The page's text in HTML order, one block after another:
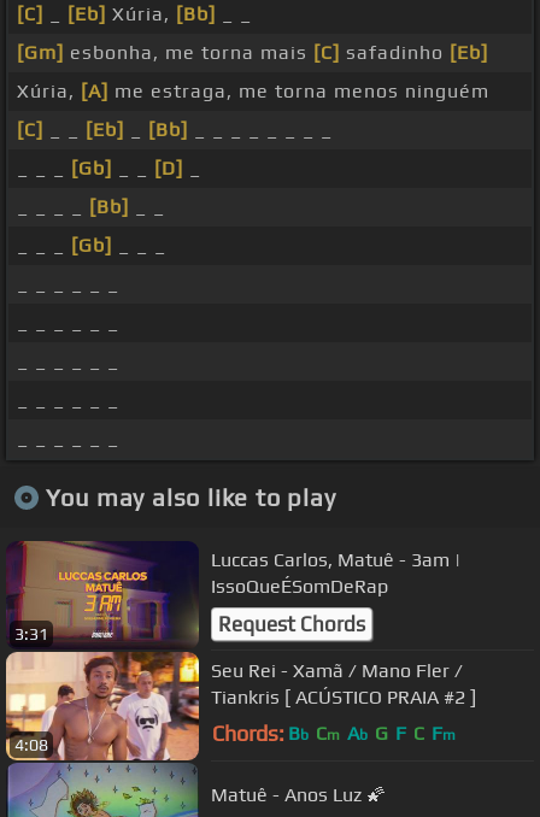
[C]
[Eb] Xúria, [Bb]
[Gm] esbonha, me torna mais [C] safadinho [Eb]
Xúria, [A] me estraga, me torna menos ninguém
[C]
[Eb] [Bb]
[Gb] [D]
[Bb]
[Gb]
You may also like to play
3:31
Luccas Carlos, Matuê - 3am |
IssoQueÉSomDeRap
Request Chords
4:08
Seu Rei - Xamã / Mano Fler /
Tiankris [ ACÚSTICO PRAIA #2 ]
Chords: Bb Cm Ab G F C Fm
Matuê - Anos Luz 🌠